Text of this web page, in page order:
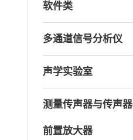
软件类
多通道信号分析仪
声学实验室
测量传声器与传声器
前置放大器